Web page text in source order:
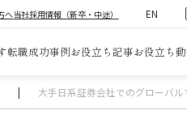
へ当社採用情報（新卒・中途） EN
転職成功事例お役立ち記事お役立ち
| 大手日系証券会社でのグローバ